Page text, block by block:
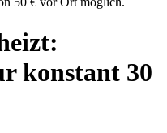
konstant 30